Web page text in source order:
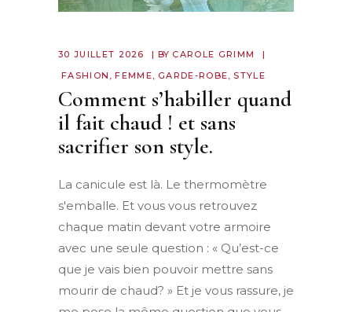
30 JUILLET 2026 BY CAROLE GRIMM
FASHION ,FEMME, GARDE-ROBE, STYLE
Comment s’habiller quand
il fait chaud ! et sans
sacrifier son style.
La canicule est là. Le thermomètre
s'emballe. Et vous vous retrouvez
chaque matin devant votre armoire
avec une seule question : « Qu’est-ce
que je vais bien pouvoir mettre sans
mourir de chaud? » Et je vous rassure, je